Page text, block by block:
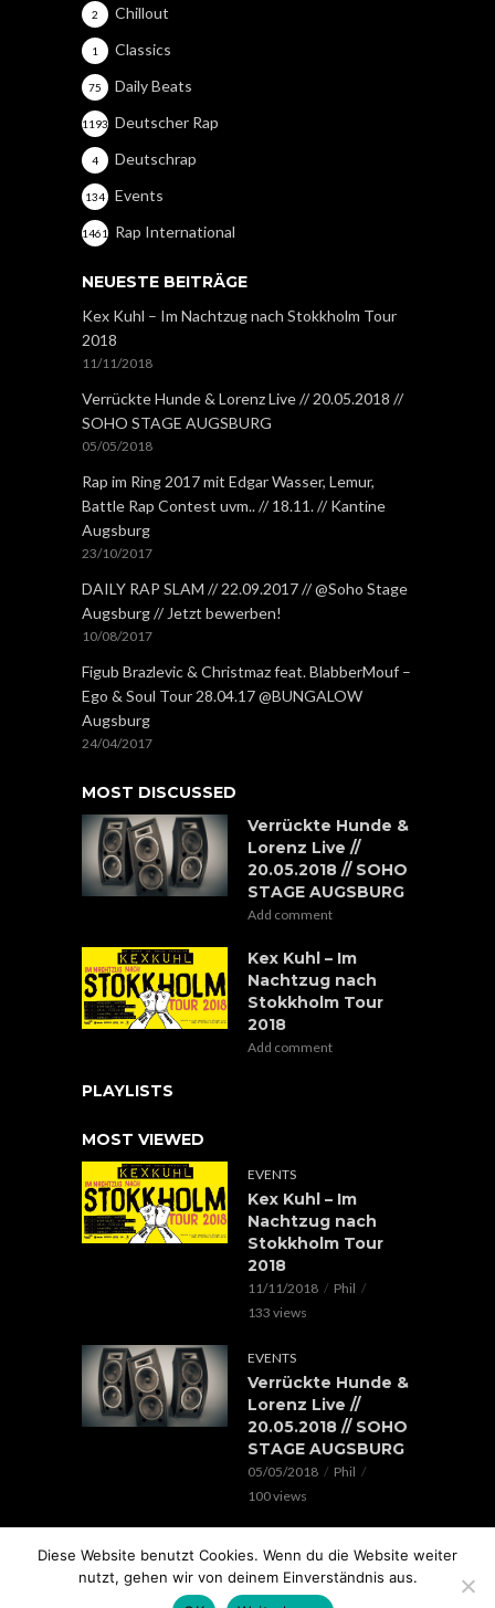
Chillout
2
Classics
1
Daily Beats
75
Deutscher Rap
1193
Deutschrap
4
Events
134
Rap International
1461
NEUESTE BEITRÄGE
Kex Kuhl – Im Nachtzug nach Stokkholm Tour
2018
11/11/2018
Verrückte Hunde & Lorenz Live // 20.05.2018 //
SOHO STAGE AUGSBURG
05/05/2018
Rap im Ring 2017 mit Edgar Wasser, Lemur,
Battle Rap Contest uvm.. // 18.11. // Kantine
Augsburg
23/10/2017
DAILY RAP SLAM // 22.09.2017 // @Soho Stage
Augsburg // Jetzt bewerben!
10/08/2017
Figub Brazlevic & Christmaz feat. BlabberMouf –
Ego & Soul Tour 28.04.17 @BUNGALOW
Augsburg
24/04/2017
MOST DISCUSSED
Verrückte Hunde &
Lorenz Live //
20.05.2018 // SOHO
STAGE AUGSBURG
Add comment
Kex Kuhl – Im
Nachtzug nach
Stokkholm Tour
2018
Add comment
PLAYLISTS
MOST VIEWED
EVENTS
Kex Kuhl – Im
Nachtzug nach
Stokkholm Tour
2018
11/11/2018
Phil
133 views
EVENTS
Verrückte Hunde &
Lorenz Live //
20.05.2018 // SOHO
STAGE AUGSBURG
05/05/2018
Phil
100 views
Rap im Ring 2017
mit Edgar Wasser,
Diese Website benutzt Cookies. Wenn du die Website weiter
nutzt, gehen wir von deinem Einverständnis aus.